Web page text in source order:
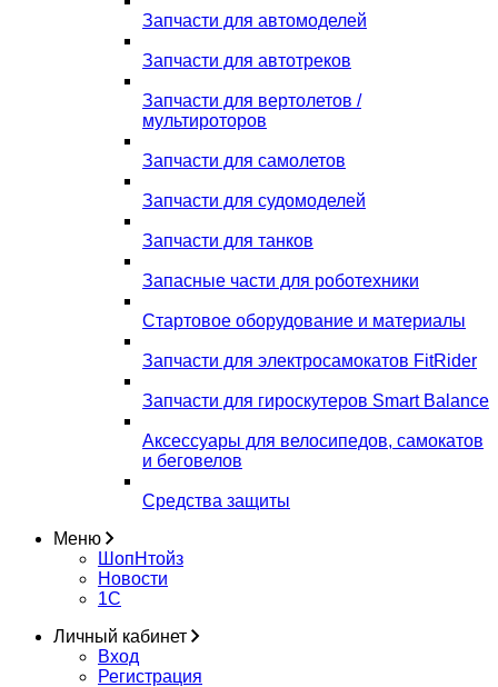
Запчасти для автомоделей
Запчасти для автотреков
Запчасти для вертолетов /
мультироторов
Запчасти для самолетов
Запчасти для судомоделей
Запчасти для танков
Запасные части для роботехники
Стартовое оборудование и материалы
Запчасти для электросамокатов FitRider
Запчасти для гироскутеров Smart Balance
Аксессуары для велосипедов, самокатов
и беговелов
Средства защиты
Меню
ШопНтойз
Новости
1C
Личный кабинет
Вход
Регистрация